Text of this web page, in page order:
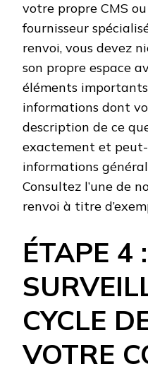
votre propre CMS
fournisseur
renvoi, vous devez
son propre espace
éléments
informations dont
description de ce
exactement et
informations
Consultez l’une de
renvoi à titre
ÉTAPE 4 :
CYCLE
VOTRE